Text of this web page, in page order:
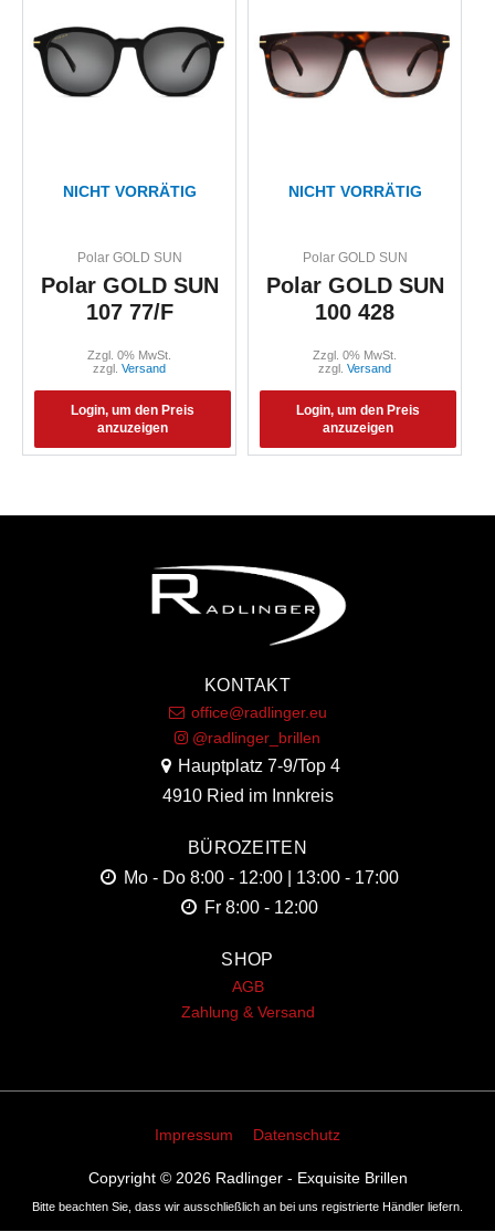
NICHT VORRÄTIG
Polar GOLD SUN
Polar GOLD SUN
107 77/F
Login, um den Preis
anzuzeigen
Zzgl. 0% MwSt.
zzgl. Versand
NICHT VORRÄTIG
Polar GOLD SUN
Polar GOLD SUN
100 428
Login, um den Preis
anzuzeigen
Zzgl. 0% MwSt.
zzgl. Versand
KONTAKT
office@radlinger.eu
@radlinger_brillen
Hauptplatz 7-9/Top 4
4910 Ried im Innkreis
BÜROZEITEN
Mo - Do 8:00 - 12:00 | 13:00 - 17:00
Fr 8:00 - 12:00
SHOP
AGB
Zahlung & Versand
Impressum Datenschutz
Copyright © 2026 Radlinger - Exquisite Brillen
Bitte beachten Sie, dass wir ausschließlich an bei uns registrierte Händler liefern.